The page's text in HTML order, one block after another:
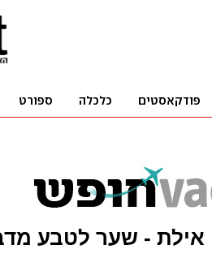
אילת - שער לטבע